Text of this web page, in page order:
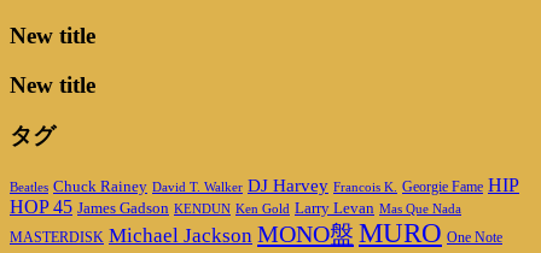
New title
New title
タグ
Beatles Chuck Rainey David T. Walker DJ Harvey Francois K. Georgie Fame HIP
HOP 45 James Gadson KENDUN Ken Gold Larry Levan Mas Que Nada
MASTERDISK Michael Jackson MONO盤 MURO One Note